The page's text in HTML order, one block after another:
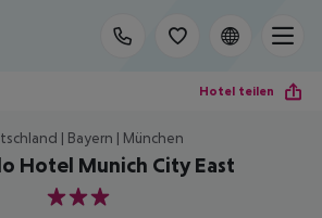
Hotel teilen
| Bayern | München
Hotel Munich City East
3